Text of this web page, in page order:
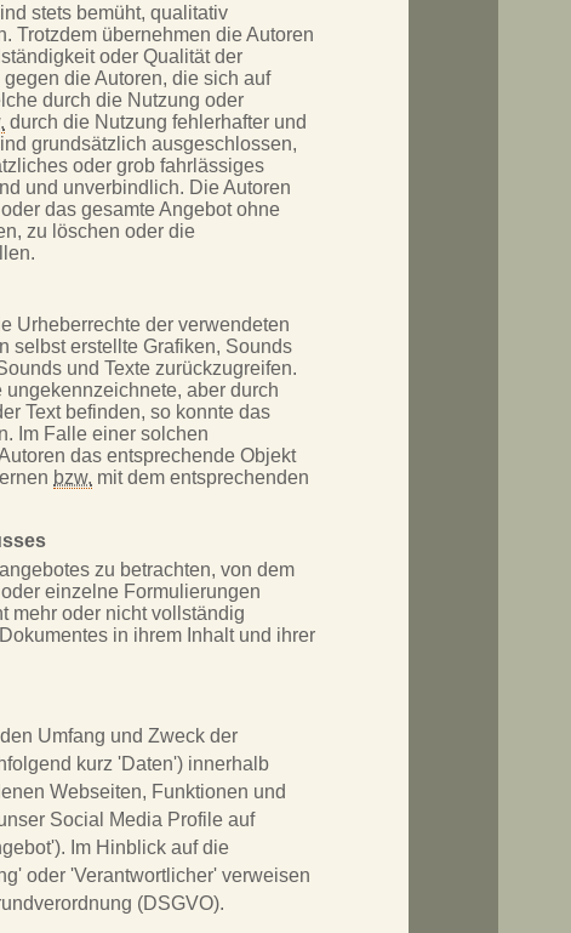
stets bemüht, qualitativ
Trotzdem übernehmen die Autoren
oder Qualität der
die Autoren, die sich auf
durch die Nutzung oder
durch die Nutzung fehlerhafter und
grundsätzlich ausgeschlossen,
oder grob fahrlässiges
und unverbindlich. Die Autoren
das gesamte Angebot ohne
zu löschen oder die
Urheberrechte der verwendeten
selbst erstellte Grafiken, Sounds
und Texte zurückzugreifen.
aber durch
Text befinden, so konnte das
Im Falle einer solchen
das entsprechende Objekt
bzw. mit dem entsprechenden
zu betrachten, von dem
einzelne Formulierungen
mehr oder nicht vollständig
in ihrem Inhalt und ihrer
Umfang und Zweck der
kurz 'Daten') innerhalb
Webseiten, Funktionen und
Social Media Profile auf
Im Hinblick auf die
oder 'Verantwortlicher' verweisen
(DSGVO).